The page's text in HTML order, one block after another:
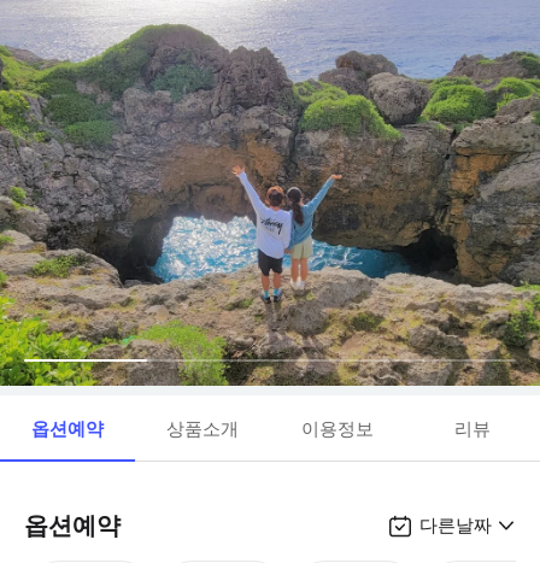
옵션예약 상품소개 이용정보 리뷰
옵션예약 다른날짜